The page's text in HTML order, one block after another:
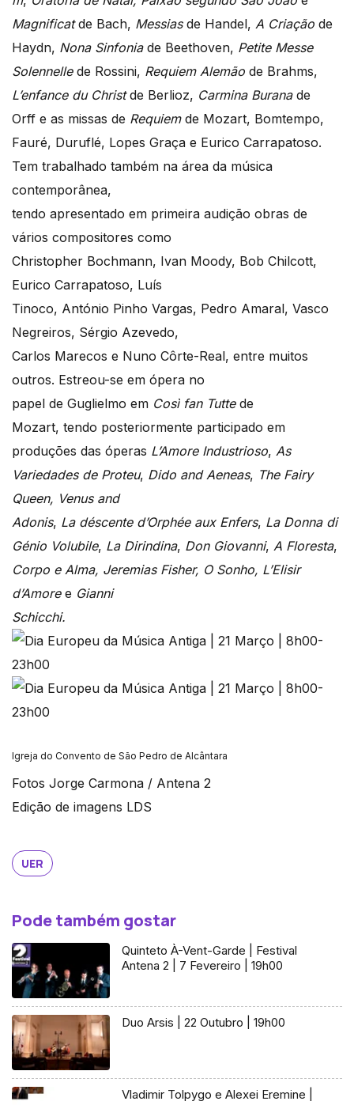
Magnificatde Bach, Messias de Handel, A Criação de
Haydn, Nona Sinfonia de Beethoven, Petite Messe
Solennellede Rossini, Requiem Alemão de Brahms,
L’enfance du Christde Berlioz, Carmina Buranade
Orff e as missas de Requiemde Mozart, Bomtempo,
Fauré, Duruflé, Lopes Graça e Eurico Carrapatoso.
Tem trabalhado também na área da música
contemporânea,
tendo apresentado em primeira audição obras de
vários compositores como
Christopher Bochmann, Ivan Moody, Bob Chilcott,
Eurico Carrapatoso, Luís
Tinoco, António Pinho Vargas, Pedro Amaral, Vasco
Negreiros, Sérgio Azevedo,
Carlos Marecos e Nuno Côrte-Real, entre muitos
outros. Estreou-se em ópera no
papel de Guglielmo em Così fan Tuttede
Mozart, tendo posteriormente participado em
produções das óperas L’Amore Industrioso, As
Variedades de Proteu, Dido and Aeneas, The Fairy
Queen, Venus and
Adonis, La déscente d’Orphée aux Enfers, La Donna di
Génio Volubile, La Dirindina, Don Giovanni, A Floresta,
Corpo e Alma, Jeremias Fisher, O Sonho, L’Elisir
d’Amore e Gianni
Schicchi.
Igreja do Convento de São Pedro de Alcântara
Fotos Jorge Carmona / Antena 2
Edição de imagens LDS
UER
Pode também gostar
Quinteto À-Vent-Garde | Festival
Antena 2 | 7 Fevereiro | 19h00
Duo Arsis | 22 Outubro | 19h00
Vladimir Tolpygo e Alexei Eremine |